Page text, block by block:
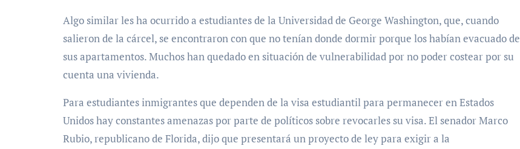
Algo similar les ha ocurrido a estudiantes de la Universidad de George Washington, que, cuando
salieron de la cárcel, se encontraron con que no tenían donde dormir porque los habían evacuado de
sus apartamentos. Muchos han quedado en situación de vulnerabilidad por no poder costear por su
cuenta una vivienda.
Para estudiantes inmigrantes que dependen de la visa estudiantil para permanecer en Estados
Unidos hay constantes amenazas por parte de políticos sobre revocarles su visa. El senador Marco
Rubio, republicano de Florida, dijo que presentará un proyecto de ley para exigir a la